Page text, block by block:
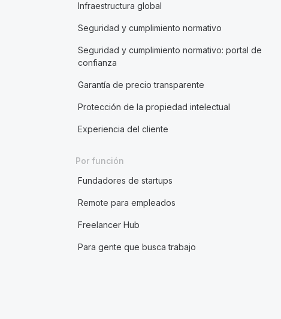
Infraestructura global
Seguridad y cumplimiento normativo
Seguridad y cumplimiento normativo: portal de
confianza
Garantía de precio transparente
Protección de la propiedad intelectual
Experiencia del cliente
Por función
Fundadores de startups
Remote para empleados
Freelancer Hub
Para gente que busca trabajo